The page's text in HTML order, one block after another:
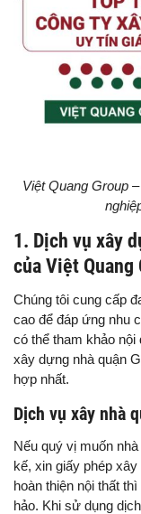
Việt Quang Group
1. Dịch vụ xây
của Việt Quang
Chúng tôi cung cấp
cao để đáp ứng nhu
có thể tham khảo
xây dựng nhà quận
hợp nhất.
Dịch vụ xây nhà
Nếu quý vị muốn
kế, xin giấy phép
hoàn thiện nội thất
hảo. Khi sử dụng